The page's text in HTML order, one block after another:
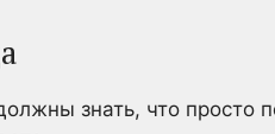
знать, что просто